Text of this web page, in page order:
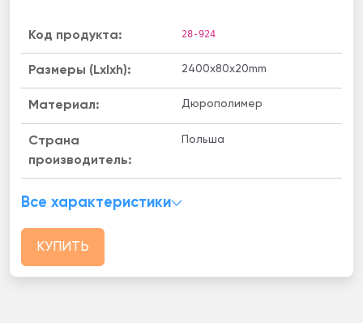
Код продукта: 28-924
Размеры (Lxlxh): 2400х80х20mm
Материал: Дюрополимер
Страна
производитель:
Польша
Все характеристики
КУПИТЬ